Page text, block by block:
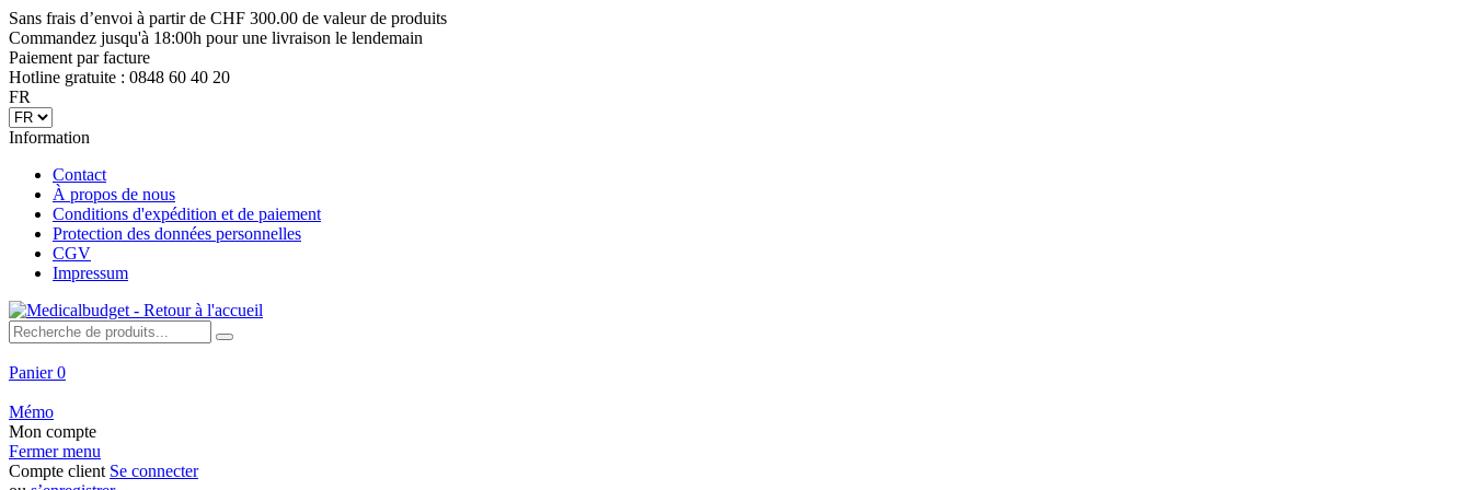
Sans frais d’envoi à partir de CHF 300.00 de valeur de produits
Commandez jusqu'à 18:00h pour une livraison le lendemain
Paiement par facture
Hotline gratuite : 0848 60 40 20
FR
Information
Contact
À propos de nous
Conditions d'expédition et de paiement
Protection des données personnelles
CGV
Impressum
Panier0
Mémo
Mon compte
Fermer menu
Compte client Se connecter